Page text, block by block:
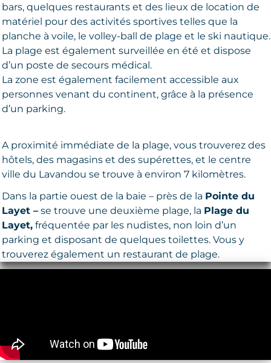
bars, quelques restaurants et des lieux de location de
matériel pour des activités sportives telles que la
planche à voile, le volley-ball de plage et le ski nautique.
La plage est également surveillée en été et dispose
d’un poste de secours médical.
La zone est également facilement accessible aux
personnes venant du continent, grâce à la présence
d’un parking.
A proximité immédiate de la plage, vous trouverez des
hôtels, des magasins et des supérettes, et le centre
ville du Lavandou se trouve à environ 7 kilomètres.
Dans la partie ouest de la baie – près de la Pointe du
Layet – se trouve une deuxième plage, la Plage du
Layet, fréquentée par les nudistes, non loin d’un
parking et disposant de quelques toilettes. Vous y
trouverez également un restaurant de plage.